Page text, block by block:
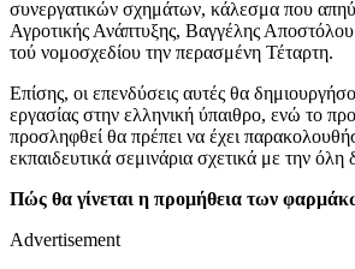
συνεργατικών σχημάτων, κάλεσμα που
Αγροτικής Ανάπτυξης, Βαγγέλης
τού νομοσχεδίου την περασμένη Τέταρτη.
Επίσης, οι επενδύσεις αυτές θα
εργασίας στην ελληνική ύπαιθρο, ενώ το
προσληφθεί θα πρέπει να έχει
εκπαιδευτικά σεμινάρια σχετικά με την όλη
Πώς θα γίνεται η προμήθεια των
Advertisement